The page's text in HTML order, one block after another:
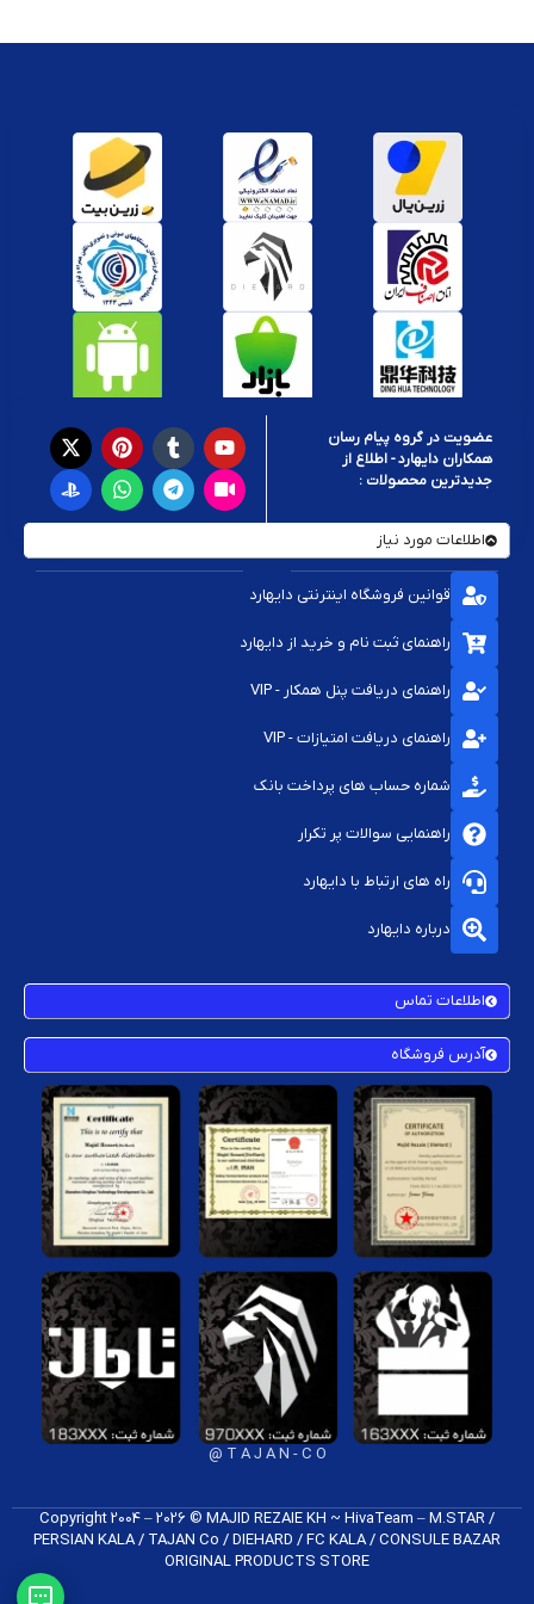
عضویت در گروه پیام رسان
همکاران دایهارد - اطلاع از
جدیدترین محصولات :
اطلاعات مورد نیاز
قوانین فروشگاه اینترنتی دایهارد
راهنمای ثبت نام و خرید از دایهارد
راهنمای دریافت پنل همکار - VIP
راهنمای دریافت امتیازات - VIP
شماره حساب های پرداخت بانک
راهنمایی سوالات پر تکرار
راه های ارتباط با دایهارد
درباره دایهارد
اطلاعات تماس
آدرس فروشگاه
T A J A N - C O @
Copyright 2004 – 2026 © MAJID REZAIE KH ~ HivaTeam – M.STAR /
PERSIAN KALA / TAJAN Co / DIEHARD / FC K​ALA / CONSULE BAZAR
ORIGINAL PRODUCTS​ STORE